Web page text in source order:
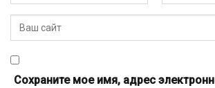
Сохраните мое имя, адрес